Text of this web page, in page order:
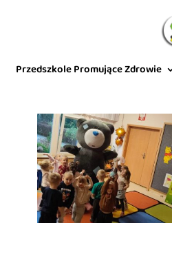
Przedszkole Promujące Zdrowie